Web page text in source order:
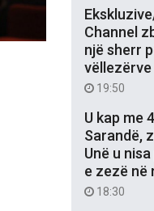
Channel
një sherr
19:50
U kap me
Sarandë,
Unë u
e zezë në
18:30